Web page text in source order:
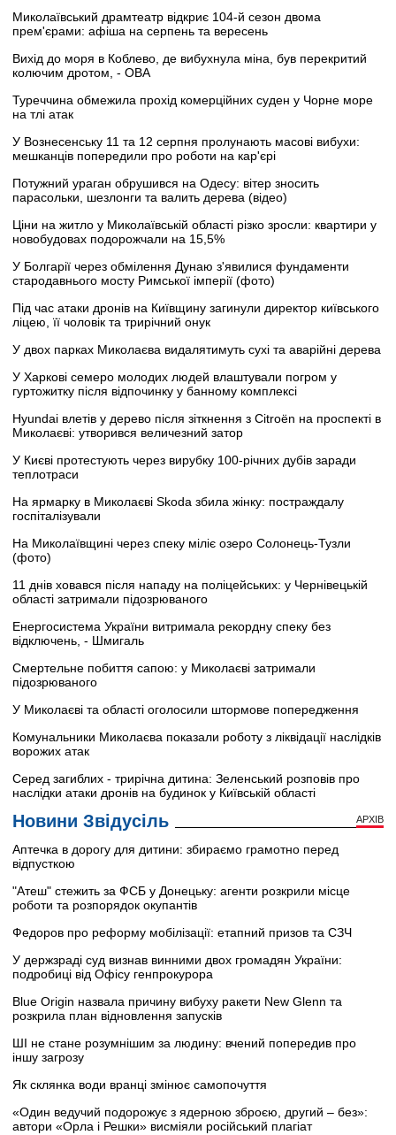
Миколаївський драмтеатр відкриє 104-й сезон двома
прем'єрами: афіша на серпень та вересень
Вихід до моря в Коблево, де вибухнула міна, був перекритий
колючим дротом, - ОВА
Туреччина обмежила прохід комерційних суден у Чорне море
на тлі атак
У Вознесенську 11 та 12 серпня пролунають масові вибухи:
мешканців попередили про роботи на кар'єрі
Потужний ураган обрушився на Одесу: вітер зносить
парасольки, шезлонги та валить дерева (відео)
Ціни на житло у Миколаївській області різко зросли: квартири у
новобудовах подорожчали на 15,5%
У Болгарії через обмілення Дунаю з'явилися фундаменти
стародавнього мосту Римської імперії (фото)
Під час атаки дронів на Київщину загинули директор київського
ліцею, її чоловік та трирічний онук
У двох парках Миколаєва видалятимуть сухі та аварійні дерева
У Харкові семеро молодих людей влаштували погром у
гуртожитку після відпочинку у банному комплексі
Hyundai влетів у дерево після зіткнення з Citroën на проспекті в
Миколаєві: утворився величезний затор
У Києві протестують через вирубку 100-річних дубів заради
теплотраси
На ярмарку в Миколаєві Skoda збила жінку: постраждалу
госпіталізували
На Миколаївщині через спеку міліє озеро Солонець-Тузли
(фото)
11 днів ховався після нападу на поліцейських: у Чернівецькій
області затримали підозрюваного
Енергосистема України витримала рекордну спеку без
відключень, - Шмигаль
Смертельне побиття сапою: у Миколаєві затримали
підозрюваного
У Миколаєві та області оголосили штормове попередження
Комунальники Миколаєва показали роботу з ліквідації наслідків
ворожих атак
Серед загиблих - трирічна дитина: Зеленський розповів про
наслідки атаки дронів на будинок у Київській області
Новини Звідусіль АРХІВ
Аптечка в дорогу для дитини: збираємо грамотно перед
відпусткою
"Атеш" стежить за ФСБ у Донецьку: агенти розкрили місце
роботи та розпорядок окупантів
Федоров про реформу мобілізації: етапний призов та СЗЧ
У держзраді суд визнав винними двох громадян України:
подробиці від Офісу генпрокурора
Blue Origin назвала причину вибуху ракети New Glenn та
розкрила план відновлення запусків
ШІ не стане розумнішим за людину: вчений попередив про
іншу загрозу
Як склянка води вранці змінює самопочуття
«Один ведучий подорожує з ядерною зброєю, другий – без»:
автори «Орла і Решки» висміяли російський плагіат